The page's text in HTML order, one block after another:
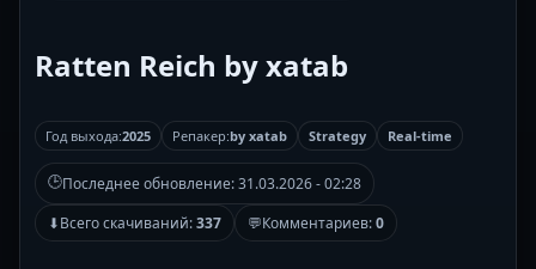
Ratten Reich by xatab
Год выхода:2025 Репакер:by xatab Strategy Real-time
🕒Последнее обновление:31.03.2026 - 02:28
⬇Всего скачиваний:337 💬Комментариев:0